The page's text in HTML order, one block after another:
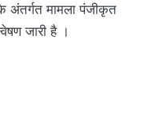
अंतर्गत मामला पंजीकृत
जारी है ।